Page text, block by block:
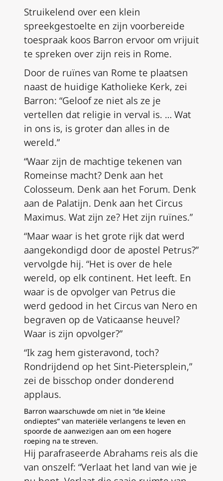
Struikelend over een klein
spreekgestoelte en zijn voorbereide
toespraak koos Barron ervoor om vrijuit
te spreken over zijn reis in Rome.
Door de ruïnes van Rome te plaatsen
naast de huidige Katholieke Kerk, zei
Barron: “Geloof ze niet als ze je
vertellen dat religie in verval is. … Wat
in ons is, is groter dan alles in de
wereld.”
“Waar zijn de machtige tekenen van
Romeinse macht? Denk aan het
Colosseum. Denk aan het Forum. Denk
aan de Palatijn. Denk aan het Circus
Maximus. Wat zijn ze? Het zijn ruïnes.”
“Maar waar is het grote rijk dat werd
aangekondigd door de apostel Petrus?”
vervolgde hij. “Het is over de hele
wereld, op elk continent. Het leeft. En
waar is de opvolger van Petrus die
werd gedood in het Circus van Nero en
begraven op de Vaticaanse heuvel?
Waar is zijn opvolger?”
“Ik zag hem gisteravond, toch?
Rondrijdend op het Sint-Pietersplein,”
zei de bisschop onder donderend
applaus.
Barron waarschuwde om niet in “de kleine
ondieptes” van materiële verlangens te leven en
spoorde de aanwezigen aan om een hogere
roeping na te streven.
Hij parafraseerde Abrahams reis als die
van onszelf: “Verlaat het land van wie je